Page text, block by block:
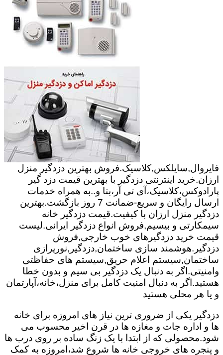
فایروال,سایلکس,کلاسیک.فروش بهترین دزدگیر منزل
ارزان.خرید اینترنتی دزدگیر با بهترین قیمت دزد گیر
پارادوکس،کلاسیک،آی تی آر،بتا و..به همراه خدمات
ارسال رایگان و سریع-ضمانت 7 روز بازگشت.بهترین
دزدگیر منزل ارزان با کیفیت.قیمت دزدگیر خانه
سیمکارتی و بیسیم,فروش انواع دزدگیر ایرانی.لیست
قیمت خرید دزدگیرهای خوب خارجی,فروش
دزدگیر.هوشمند سازی ساختمان,دزدگیر,نورپرازی
ساختمان,سیستم اعلام حریق,سیستم های حفاظتی
وامنیتی.اگر به دنبال یک دزدگیر بی سیم و بدون خطا
هستید.اگر به دنبال امنیت کامل برای منزل،خانه،آپارتمان
و یا هر محلی هستید
دزدگیر یکی از ضروری ترین نیاز های امروزه برای خانه
ها و اداره جات و مغازه ها در قرن اخیر محسوب می
شود.محصولی که از ابتدا با یک زنگ ساده بر روی درب ها
و پنجره های خروجی خانه ها شروع شد،امروزه به کمک